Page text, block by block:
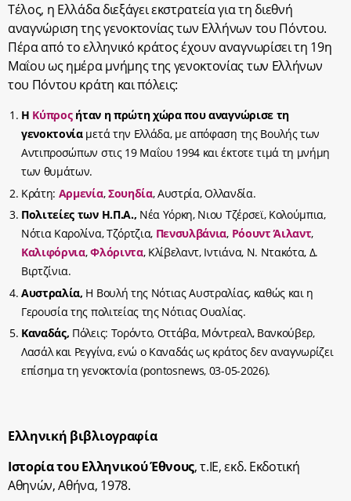
Τέλος, η Ελλάδα διεξάγει εκστρατεία για τη διεθνή
αναγνώριση της γενοκτονίας των Ελλήνων του Πόντου.
Πέρα από το ελληνικό κράτος έχουν αναγνωρίσει τη 19η
Μαΐου ως ημέρα μνήμης της γενοκτονίας των Ελλήνων
του Πόντου κράτη και πόλεις:
Η Κύπροςήταν η πρώτη χώρα που αναγνώρισε τη
γενοκτονία μετά την Ελλάδα, με απόφαση της Βουλής των
Αντιπροσώπων στις 19 Μαΐου 1994 και έκτοτε τιμά τη μνήμη
των θυμάτων.
Κράτη: Αρμενία,Σουηδία, Αυστρία, Ολλανδία.
Πολιτείες των Η.Π.Α., Νέα Υόρκη, Νιου Τζέρσεϊ, Κολούμπια,
Νότια Καρολίνα, Τζόρτζια, Πενσυλβάνια, Ρόουντ Άιλαντ,
Καλιφόρνια,Φλόριντα, Κλίβελαντ, Ιντιάνα, Ν. Ντακότα, Δ.
Βιρτζίνια.
Αυστραλία, Η Βουλή της Νότιας Αυστραλίας, καθώς και η
Γερουσία της πολιτείας της Νότιας Ουαλίας.
Καναδάς, Πόλεις: Τορόντο, Οττάβα, Μόντρεαλ, Βανκούβερ,
Λασάλ και Ρεγγίνα, ενώ ο Καναδάς ως κράτος δεν αναγνωρίζει
επίσημα τη γενοκτονία (pontosnews, 03-05-2026).
Ελληνική βιβλιογραφία
Ιστορία του Ελληνικού Έθνους, τ.ΙΕ, εκδ. Εκδοτική
Αθηνών, Αθήνα, 1978.